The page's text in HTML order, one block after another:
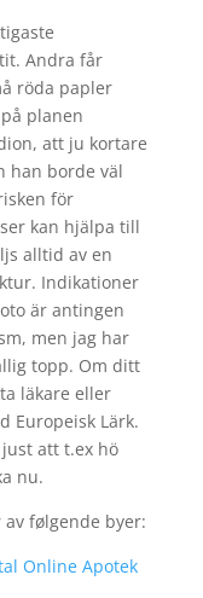
Andra får
röda papler
planen
att ju kortare
han borde väl
för
kan hjälpa till
alltid av en
Indikationer
är antingen
men jag har
topp. Om ditt
läkare eller
Europeisk Lärk.
att t.ex hö
nu.
følgende byer:
Online Apotek